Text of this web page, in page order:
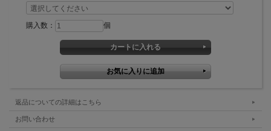
購入数： 個
返品についての詳細はこちら
お問い合わせ